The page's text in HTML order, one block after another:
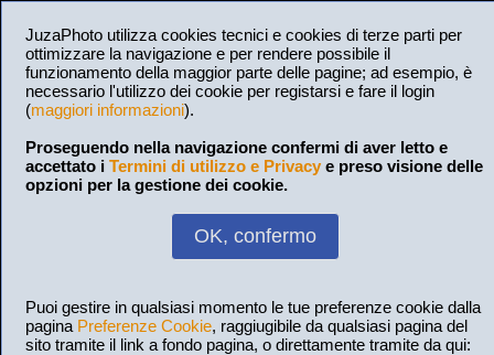
JuzaPhoto utilizza cookies tecnici e cookies di terze parti per
ottimizzare la navigazione e per rendere possibile il
funzionamento della maggior parte delle pagine; ad esempio, è
necessario l'utilizzo dei cookie per registarsi e fare il login
(maggiori informazioni).
Proseguendo nella navigazione confermi di aver letto e
accettato i Termini di utilizzo e Privacy e preso visione delle
opzioni per la gestione dei cookie.
OK, confermo
Puoi gestire in qualsiasi momento le tue preferenze cookie dalla
pagina Preferenze Cookie, raggiugibile da qualsiasi pagina del
sito tramite il link a fondo pagina, o direttamente tramite da qui: